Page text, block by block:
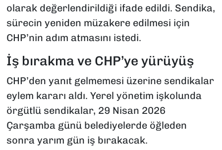
olarak değerlendirildiği ifade edildi. Sendika,
sürecin yeniden müzakere edilmesi için
CHP’nin adım atmasını istedi.
İş bırakma ve CHP’ye yürüyüş
CHP’den yanıt gelmemesi üzerine sendikalar
eylem kararı aldı. Yerel yönetim işkolunda
örgütlü sendikalar, 29 Nisan 2026
Çarşamba günü belediyelerde öğleden
sonra yarım gün iş bırakacak.